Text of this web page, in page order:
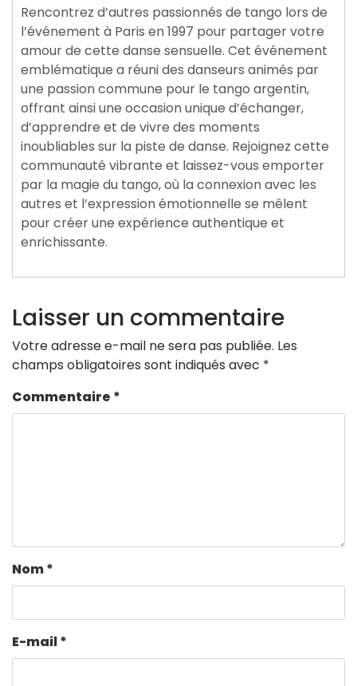
Rencontrez d’autres passionnés de tango lors de
l’événement à Paris en 1997 pour partager votre
amour de cette danse sensuelle. Cet événement
emblématique a réuni des danseurs animés par
une passion commune pour le tango argentin,
offrant ainsi une occasion unique d’échanger,
d’apprendre et de vivre des moments
inoubliables sur la piste de danse. Rejoignez cette
communauté vibrante et laissez-vous emporter
par la magie du tango, où la connexion avec les
autres et l’expression émotionnelle se mêlent
pour créer une expérience authentique et
enrichissante.
Laisser un commentaire
Votre adresse e-mail ne sera pas publiée. Les
champs obligatoires sont indiqués avec *
Commentaire *
Nom*
E-mail*